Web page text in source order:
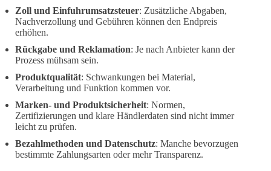
Zoll und Einfuhrumsatzsteuer: Zusätzliche Abgaben,
Nachverzollung und Gebühren können den Endpreis
erhöhen.
Rückgabe und Reklamation: Je nach Anbieter kann der
Prozess mühsam sein.
Produktqualität: Schwankungen bei Material,
Verarbeitung und Funktion kommen vor.
Marken- und Produktsicherheit: Normen,
Zertifizierungen und klare Händlerdaten sind nicht immer
leicht zu prüfen.
Bezahlmethoden und Datenschutz: Manche bevorzugen
bestimmte Zahlungsarten oder mehr Transparenz.